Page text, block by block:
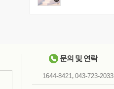
문의 및 연락
1644-8421, 043-723-2033